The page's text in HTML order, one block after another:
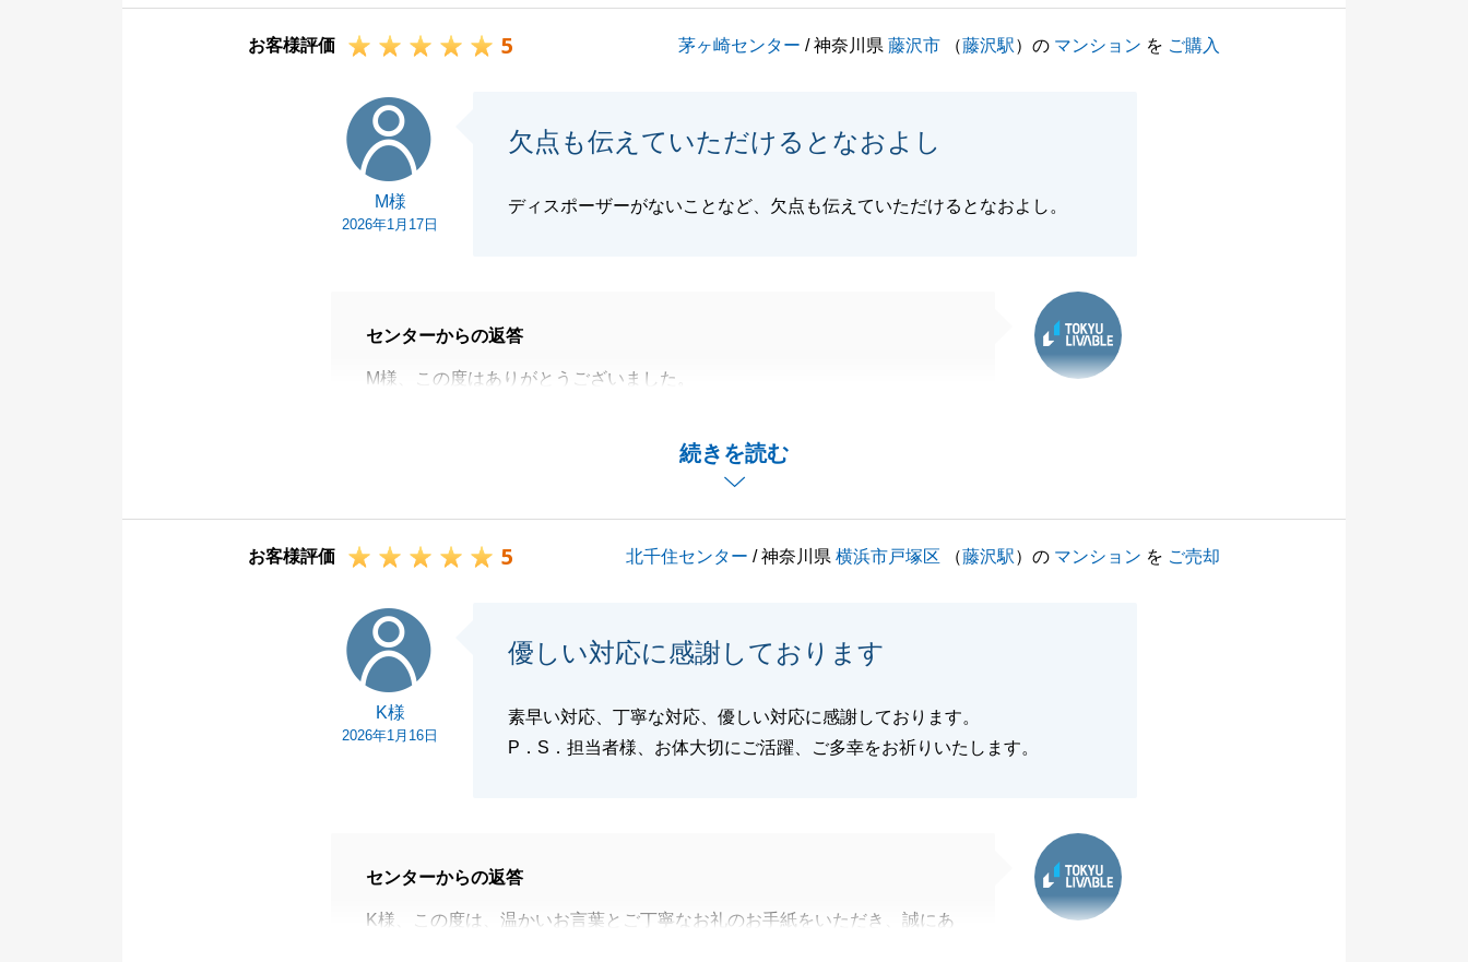
閉じる
お客様評価
5 茅ヶ崎センター / 神奈川県藤沢市 （藤沢駅）の マンション を ご購入
M様
2026年1月17日
欠点も伝えていただけるとなおよし
ディスポーザーがないことなど、欠点も伝えていただけるとなおよし。
続きを読む
センターからの返答
M様、この度はありがとうございました。
何かお困り事がございましたらお声がけいただけますと幸いです。
今後ともどうぞよろしくお願いいたします。
お客様評価 5 北千住センター / 神奈川県横浜市戸塚区 （藤沢駅）の マンション を ご売却
K様
2026年1月16日
優しい対応に感謝しております
素早い対応、丁寧な対応、優しい対応に感謝しております。
P．S．担当者様、お体大切にご活躍、ご多幸をお祈りいたします。
センターからの返答
K様、この度は、温かいお言葉とご丁寧なお礼のお手紙をいただき、誠にあ